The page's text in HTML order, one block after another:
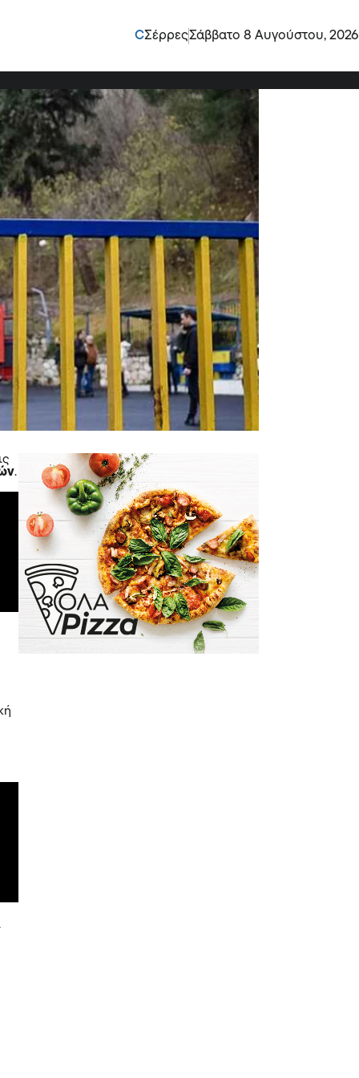
CΣέρρεςΣάββατο 8 Αυγούστου, 2026
τεχνικοί καυστήρων !
.